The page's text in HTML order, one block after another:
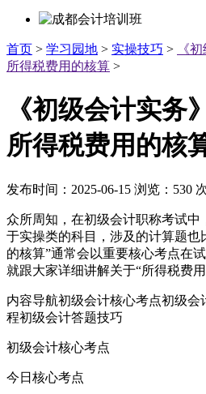
首页 > 学习园地 > 实操技巧 >
《
所得税费用的核算 >
《初级会计实务
所得税费用的核
发布时间： 2025-06-15 浏览： 530
众所周知，在初级会计职称考试中
于实操类的科目，涉及的计算题也
的核算”通常会以重要核心考点在
就跟大家详细讲解关于“所得税费用
内容导航初级会计核心考点初级
程初级会计答题技巧
初级会计核心考点
今日核心考点